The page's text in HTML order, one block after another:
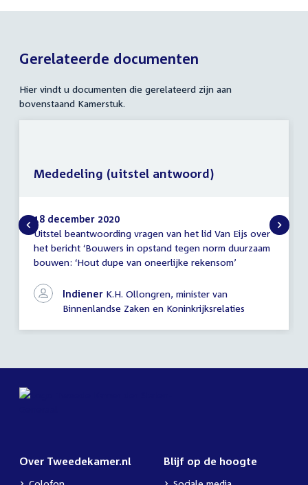
Gerelateerde documenten
Hier vindt u documenten die gerelateerd zijn aan
bovenstaand Kamerstuk.
Mededeling
(uitstel
antwoord)
18 december 2020
Uitstel beantwoording vragen van het lid Van Eijs over
het bericht ‘Bouwers in opstand tegen norm duurzaam
bouwen: ‘Hout dupe van oneerlijke rekensom’
Indiener K.H. Ollongren, minister van
Binnenlandse Zaken en Koninkrijksrelaties
Mededeling (uitstel antwoord)
Over Tweedekamer.nl Blijf op de hoogte